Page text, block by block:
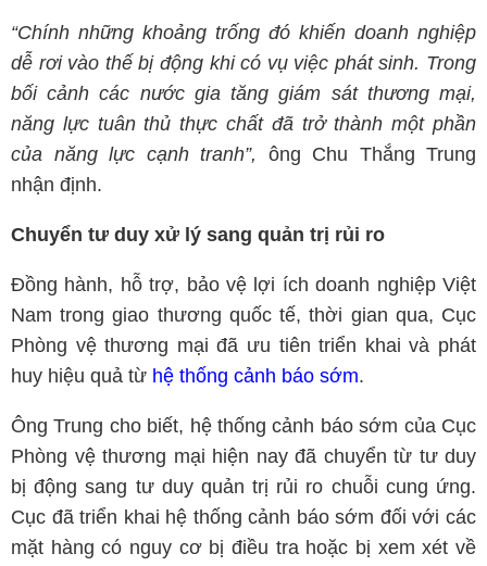
“Chính những khoảng trống đó khiến doanh nghiệp
dễ rơi vào thế bị động khi có vụ việc phát sinh. Trong
bối cảnh các nước gia tăng giám sát thương mại,
năng lực tuân thủ thực chất đã trở thành một phần
của năng lực cạnh tranh”, ông Chu Thắng Trung
nhận định.
Chuyển tư duy xử lý sang quản trị rủi ro
Đồng hành, hỗ trợ, bảo vệ lợi ích doanh nghiệp Việt
Nam trong giao thương quốc tế, thời gian qua, Cục
Phòng vệ thương mại đã ưu tiên triển khai và phát
huy hiệu quả từ hệ thống cảnh báo sớm.
Ông Trung cho biết, hệ thống cảnh báo sớm của Cục
Phòng vệ thương mại hiện nay đã chuyển từ tư duy
bị động sang tư duy quản trị rủi ro chuỗi cung ứng.
Cục đã triển khai hệ thống cảnh báo sớm đối với các
mặt hàng có nguy cơ bị điều tra hoặc bị xem xét về